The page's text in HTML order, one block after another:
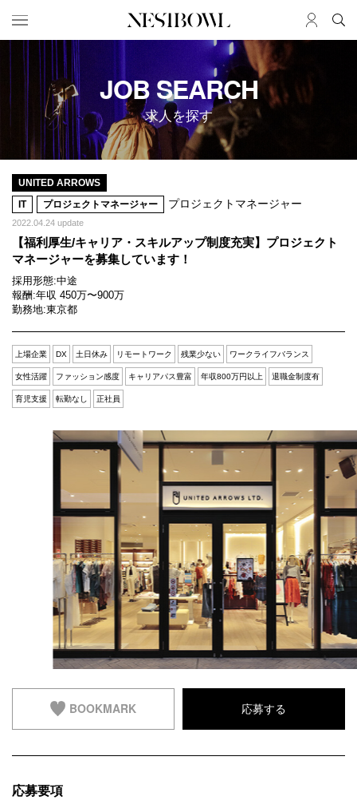
HOME
求人検索
新着求人
ブランド一覧
JOURNAL
インタビュー
エデュケーション
ニュース＆イベント
コラボ募集一覧
コラボ実績案内
SERVICE
Q&A
企業担当の方へ
企業ログイン
会員登録
プライバシーポリシー
利用規約
運営会社
JOB SEARCH
求人を探す
UNITED ARROWS
IT
プロジェクトマネージャー プロジェクトマネージャー
2022.04.24 update
【福利厚生/キャリア・スキルアップ制度充実】プロジェクト
マネージャーを募集しています！
採用形態:中途
報酬:年収 450万〜900万
勤務地:東京都
上場企業 DX 土日休み リモートワーク 残業少ない ワークライフバランス
女性活躍 ファッション感度 キャリアパス豊富 年収800万円以上 退職金制度有
育児支援 転勤なし 正社員
BOOKMARK 応募する
応募要項